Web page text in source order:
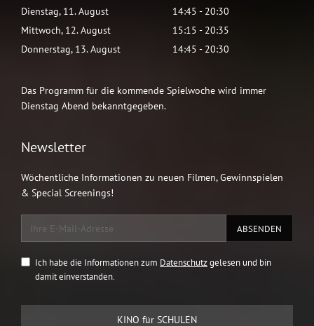
Dienstag, 11.August 14:45 - 20:30
Mittwoch, 12.August 15:15 - 20:35
Donnerstag, 13.August 14:45 - 20:30
Das Programm für die kommende Spielwoche wird immer
Dienstag Abend bekanntgegeben.
Newsletter
Wöchentliche Informationen zu neuen Filmen, Gewinnspielen
& Special Screenings!
Ich habe die Informationen zum Datenschutzgelesen und bin
damit einverstanden.
KINO für SCHULEN